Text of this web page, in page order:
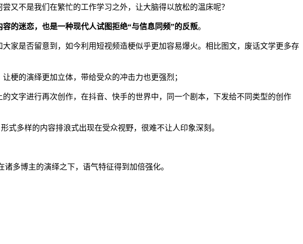
不是我们在繁忙的工作学习之外，让大脑得以放松的温床呢？
的迷恋，也是一种现代人试图拒绝“与信息同频”的反叛。
大家是否留意到，如今利用短视频造梗似乎更加容易爆火。相比图文，废话文学更多存
梗的演绎更加立体，带给受众的冲击力也更强烈；
文字进行再次创作，在抖音、快手的世界中，同一个剧本，下发给不同类型的创作
式多样的内容排浪式出现在受众视野，很难不让人印象深刻。
多博主的演绎之下，语气特征得到加倍强化。